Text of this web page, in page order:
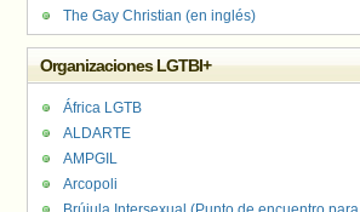
The Gay Christian (en inglés)
Organizaciones LGTBI+
África LGTB
ALDARTE
AMPGIL
Arcopoli